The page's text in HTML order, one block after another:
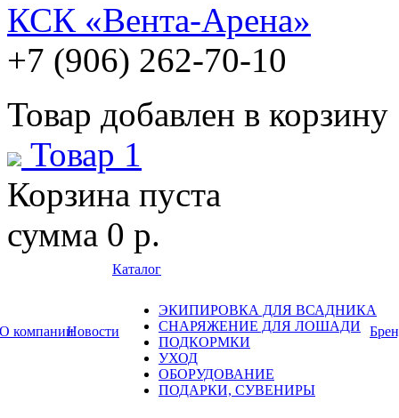
КСК «Вента-Арена»
+7 (906) 262-70-10
Товар добавлен в корзину
Товар 1
Корзина пуста
сумма 0 р.
О компанииНовости
Каталог
ЭКИПИРОВКА ДЛЯ ВСАДНИКА
СНАРЯЖЕНИЕ ДЛЯ ЛОШАДИ
ПОДКОРМКИ
УХОД
ОБОРУДОВАНИЕ
ПОДАРКИ, СУВЕНИРЫ